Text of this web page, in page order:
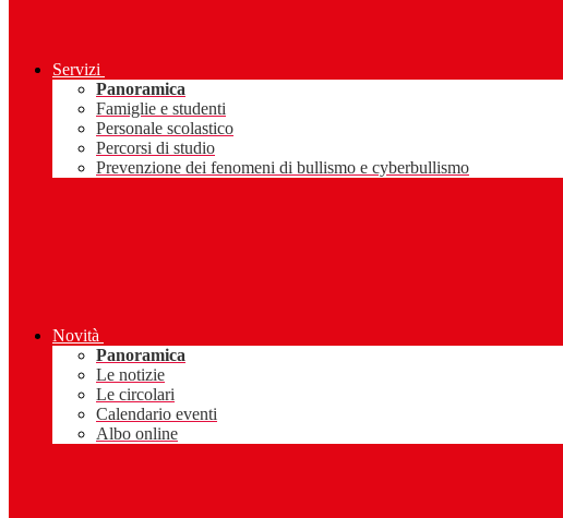
Servizi
Panoramica
Famiglie e studenti
Personale scolastico
Percorsi di studio
Prevenzione dei fenomeni di bullismo e cyberbullismo
Novità
Panoramica
Le notizie
Le circolari
Calendario eventi
Albo online